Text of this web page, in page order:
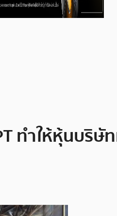
ทำให้หุ้นบริษั